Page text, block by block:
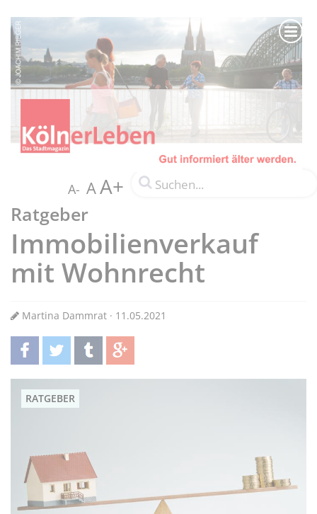
A- AA+
Ratgeber
Immobilienverkauf
mit Wohnrecht
Martina Dammrat · 11.05.2021
teilentwittern teilen teilen
RATGEBER